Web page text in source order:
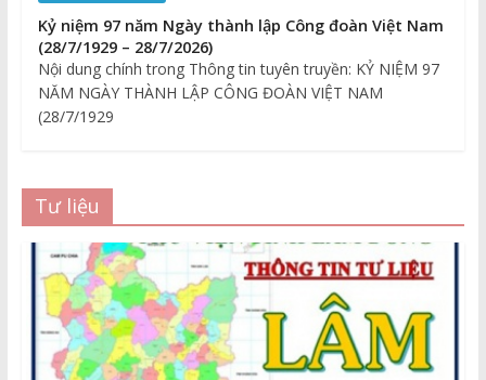
Kỷ niệm 97 năm Ngày thành lập Công đoàn Việt Nam
(28/7/1929 – 28/7/2026)
Nội dung chính trong Thông tin tuyên truyền: KỶ NIỆM 97
NĂM NGÀY THÀNH LẬP CÔNG ĐOÀN VIỆT NAM
(28/7/1929
Tư liệu